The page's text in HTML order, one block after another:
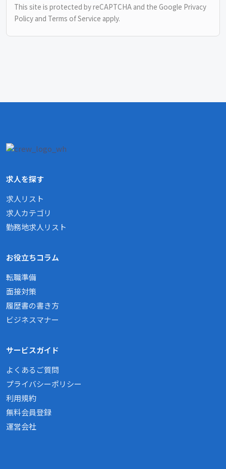
This site is protected by reCAPTCHA and the Google Privacy
Policy and Terms of Service apply.
求人を探す
求人リスト
求人カテゴリ
勤務地求人リスト
お役立ちコラム
転職準備
面接対策
履歴書の書き方
ビジネスマナー
サービスガイド
よくあるご質問
プライバシーポリシー
利用規約
無料会員登録
運営会社